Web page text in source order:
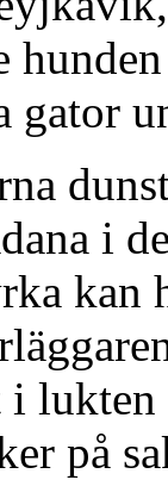
gator
i
kan
på